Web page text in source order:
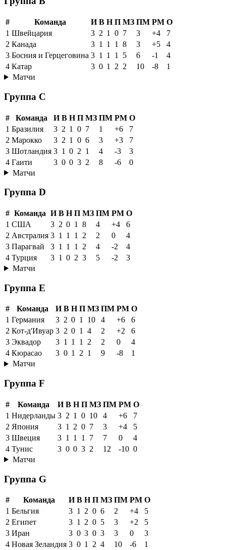
# Команда И В Н П МЗ ПМ РМ О
1 Швейцария 3 2 1 0 7 3 +4
7
2 Канада 3 1 1 1 8 3 +5
4
3 Босния и Герцеговина 3 1 1 1 5 6 -1
4
4 Катар 3 0 1 2 2 10 -8
1
Матчи
Группа C
# Команда И В Н П МЗ ПМ РМ О
1 Бразилия 3 2 1 0 7 1 +6
7
2 Марокко 3 2 1 0 6 3 +3
7
3 Шотландия 3 1 0 2 1 4 -3
3
4 Гаити 3 0 0 3 2 8 -6
0
Матчи
Группа D
# Команда И В Н П МЗ ПМ РМ О
1 США 3 2 0 1 8 4 +4
6
2 Австралия 3 1 1 1 2 2 0
4
3 Парагвай 3 1 1 1 2 4 -2
4
4 Турция 3 1 0 2 3 5 -2
3
Матчи
Группа E
# Команда И В Н П МЗ ПМ РМ О
1 Германия 3 2 0 1 10 4 +6
6
2 Кот-д'Ивуар 3 2 0 1 4 2 +2
6
3 Эквадор 3 1 1 1 2 2 0
4
4 Кюрасао 3 0 1 2 1 9 -8
1
Матчи
Группа F
# Команда И В Н П МЗ ПМ РМ О
1 Нидерланды 3 2 1 0 10 4 +6
7
2 Япония 3 1 2 0 7 3 +4
5
3 Швеция 3 1 1 1 7 7 0
4
4 Тунис 3 0 0 3 2 12 -10 0
Матчи
Группа G
# Команда И В Н П МЗ ПМ РМ О
1 Бельгия 3 1 2 0 6 2 +4
5
2 Египет 3 1 2 0 5 3 +2
5
3 Иран 3 0 3 0 3 3 0
3
4 Новая Зеландия 3 0 1 2 4 10 -6
1